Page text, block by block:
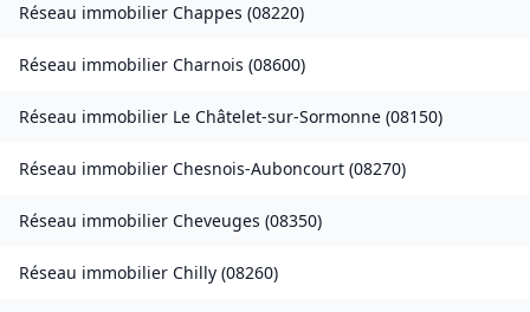
Réseau immobilier Chappes (08220)
Réseau immobilier Charnois (08600)
Réseau immobilier Le Châtelet-sur-Sormonne (08150)
Réseau immobilier Chesnois-Auboncourt (08270)
Réseau immobilier Cheveuges (08350)
Réseau immobilier Chilly (08260)